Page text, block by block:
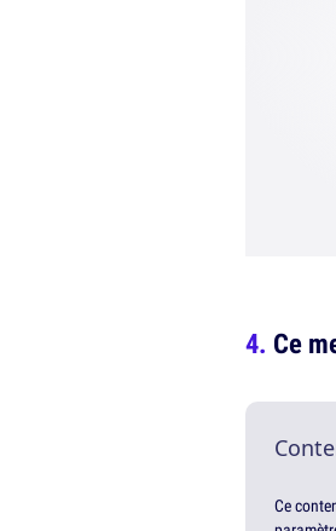
Ce
Ce